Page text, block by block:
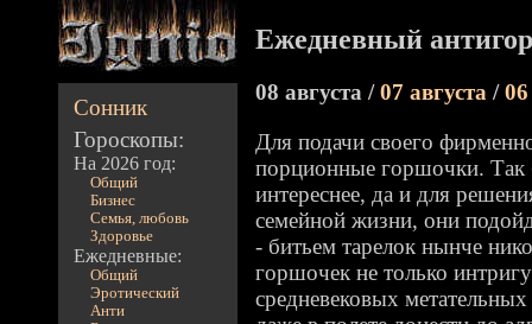
Сонник
Гороскопы:
На 2026 год:
Общий
Бизнес
Семья, любовь
Здоровье
Ежедневные:
Общий
Эротический
Анти
Ежедневный
08 августа /07 августа /
Для подачи своего
порционные горшочки. Так
интереснее, да и для
семейной жизни, они
- битьем тарелок нынче
горшочек не только
средневековых